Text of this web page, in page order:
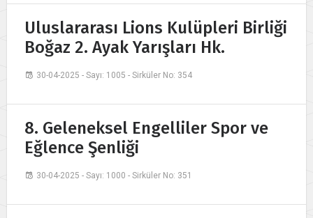
Uluslararası Lions Kulüpleri Birliği
Boğaz 2. Ayak Yarışları Hk.
30-04-2025 - Sayı: 1005 - Sirküler No: 354
8. Geleneksel Engelliler Spor ve
Eğlence Şenliği
30-04-2025 - Sayı: 1000 - Sirküler No: 351